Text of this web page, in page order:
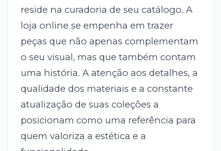
reside na curadoria de seu catálogo. A
loja online se empenha em trazer
peças que não apenas complementam
o seu visual, mas que também contam
uma história. A atenção aos detalhes, a
qualidade dos materiais e a constante
atualização de suas coleções a
posicionam como uma referência para
quem valoriza a estética e a